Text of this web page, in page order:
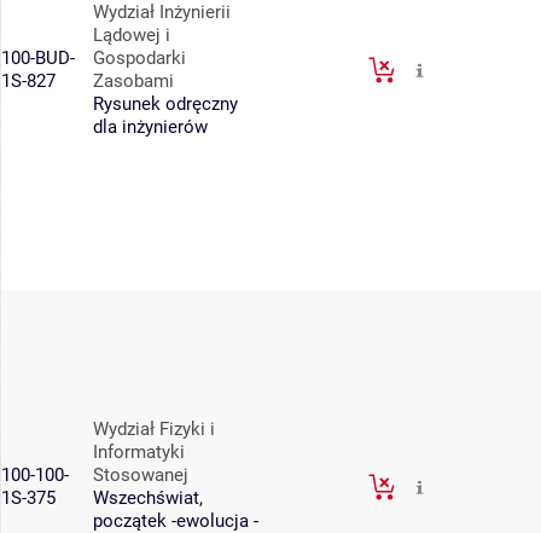
100-BUD-
1S-827
Wydział Inżynierii
Lądowej i
Gospodarki
Zasobami
Rysunek odręczny
dla inżynierów
100-100-
1S-375
Wydział Fizyki i
Informatyki
Stosowanej
Wszechświat,
początek -ewolucja -